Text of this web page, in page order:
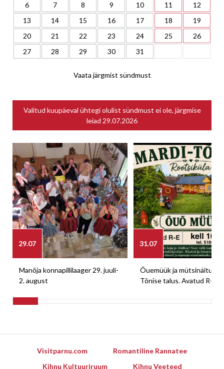
6
7 8 9 10 11
12
13
14 15 16 17 18
19
20
21 22 23 24 25
26
27
28 29 30 31
Vaata järgmist sündmust
Valitud kuupäeval ühtegi olulist sündmust ei ole, järgmise
leiad 29.07.2026
29.07
Manõja konnapillilaager 29. juuli-
2. august
31.07
Õuemüük ja mütsinäitus
Tõnise talus. Avatud R-E
Visitparnu.com
Romantiline Rannatee
Kihnu Kultuuriruum
Kihnu Veeteed